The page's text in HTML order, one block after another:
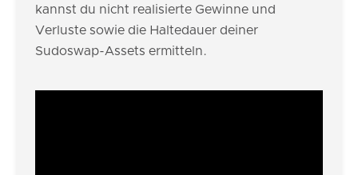
kannst du nicht realisierte Gewinne und
Verluste sowie die Haltedauer deiner
Sudoswap-Assets ermitteln.